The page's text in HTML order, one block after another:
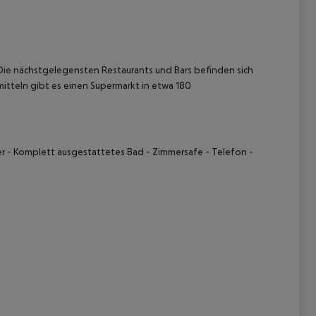
nächstgelegensten Restaurants und Bars befinden sich
gibt es einen Supermarkt in etwa 180
- Komplett ausgestattetes Bad - Zimmersafe - Telefon -